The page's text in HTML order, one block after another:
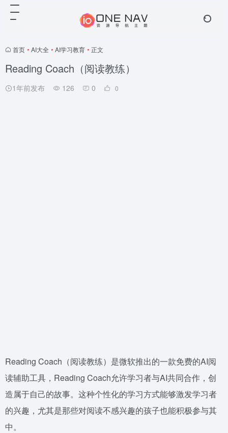
首页 • AI大全 • AI学习教育 • 正文
Reading Coach（阅读教练）
1年前发布 126 0 0
Reading Coach（阅读教练）是微软推出的一款免费的AI阅
读辅助工具，Reading Coach允许学习者与AI共同合作，创
造属于自己的故事。这种个性化的学习方式能够激发学习者
的兴趣，尤其是那些对阅读不感兴趣的孩子也能积极参与其
中。